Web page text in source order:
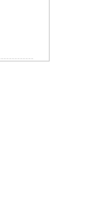
に解
て